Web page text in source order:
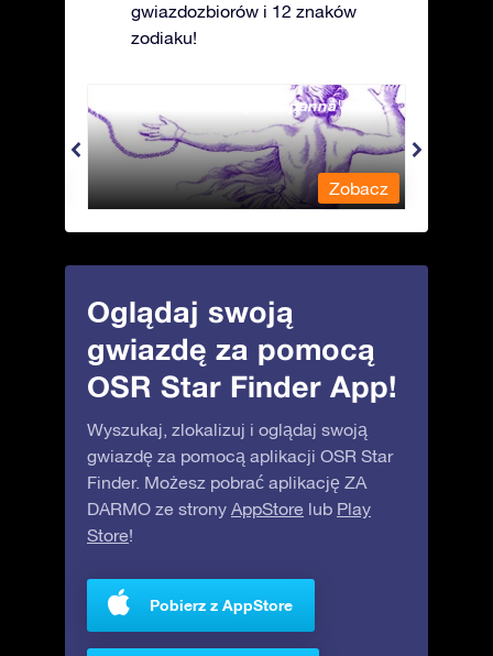
gwiazdozbiorów i 12 znaków
zodiaku!
Andromeda - Związana panna
Zobacz
Oglądaj swoją
gwiazdę za pomocą
OSR Star Finder App!
Wyszukaj, zlokalizuj i oglądaj swoją
gwiazdę za pomocą aplikacji OSR Star
Finder. Możesz pobrać aplikację ZA
DARMO ze strony AppStore lub Play
Store!
Pobierz z AppStore